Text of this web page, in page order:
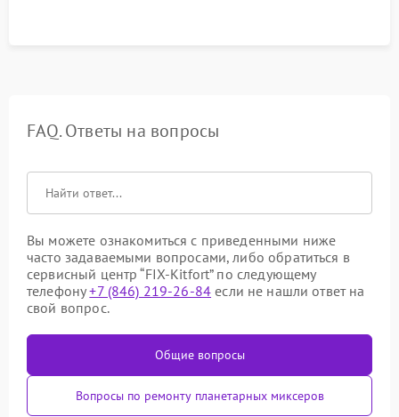
FAQ. Ответы на вопросы
Вы можете ознакомиться с приведенными ниже
часто задаваемыми вопросами, либо обратиться в
сервисный центр “FIX-Kitfort” по следующему
телефону+7 (846) 219-26-84 если не нашли ответ на
свой вопрос.
Общие вопросы
Вопросы по ремонту планетарных миксеров